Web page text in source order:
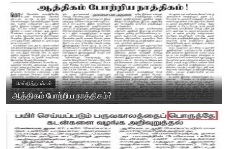
செய்தித்தாள்கள்
ஆத்திகம் போற்றிய நாத்திகம்?